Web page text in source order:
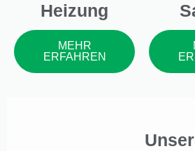
Heizung
MEHR
ERFAHREN